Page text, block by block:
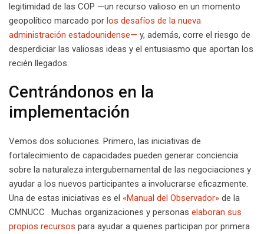
legitimidad de las COP —un recurso valioso en un momento
geopolítico marcado por los desafíos de la nueva
administración estadounidense— y, además, corre el riesgo de
desperdiciar las valiosas ideas y el entusiasmo que aportan los
recién llegados.
Centrándonos en la
implementación
Vemos dos soluciones. Primero, las iniciativas de
fortalecimiento de capacidades pueden generar conciencia
sobre la naturaleza intergubernamental de las negociaciones y
ayudar a los nuevos participantes a involucrarse eficazmente.
Una de estas iniciativas es el «Manual del Observador» de la
CMNUCC . Muchas organizaciones y personas elaboran sus
propios recursos para ayudar a quienes participan por primera